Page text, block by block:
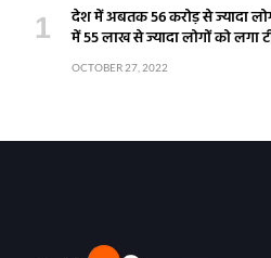
देश में अबतक 56 करोड़ से ज्यादा
में 55 लाख से ज्यादा लोगों को लगा
OCTOBER 27, 2022